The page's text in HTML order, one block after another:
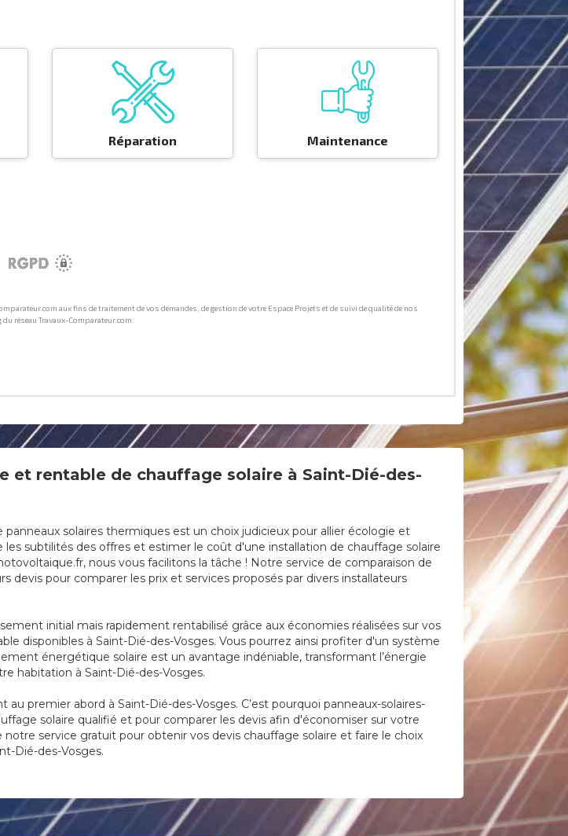
et rentable de chauffage solaire à Saint-Dié-des-
solaires thermiques est un choix judicieux pour allier écologie et
subtilités des offres et estimer le coût d'une installation de chauffage solaire
nous vous facilitons la tâche ! Notre service de comparaison de
pour comparer les prix et services proposés par divers installateurs
initial mais rapidement rentabilisé grâce aux économies réalisées sur vos
disponibles à Saint-Dié-des-Vosges. Vous pourrez ainsi profiter d'un système
énergétique solaire est un avantage indéniable, transformant l’énergie
habitation à Saint-Dié-des-Vosges.
premier abord à Saint-Dié-des-Vosges. C’est pourquoi panneaux-solaires-
solaire qualifié et pour comparer les devis afin d'économiser sur votre
service gratuit pour obtenir vos devis chauffage solaire et faire le choix
Dié-des-Vosges.